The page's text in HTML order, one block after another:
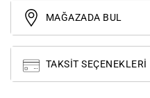
MAĞAZADA BUL
TAKSIT SEÇENEKLERI